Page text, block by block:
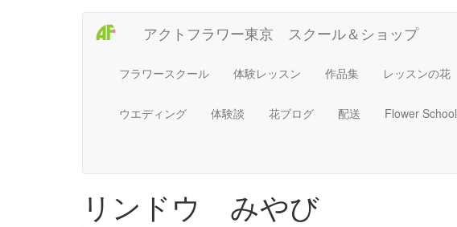
アクトフラワー東京 スクール＆ショップ
Main
navigation
フラワースクール 体験レッスン 作品集 レッスンの花
ウエディング 体験談 花ブログ 配送 Flower School
User
account
menu
リンドウ みやび